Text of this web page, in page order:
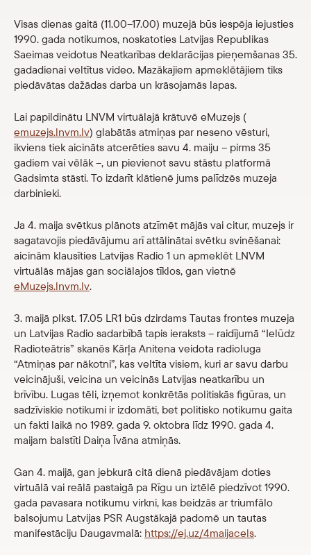
Visas dienas gaitā (11.00–17.00) muzejā būs iespēja iejusties
1990. gada notikumos, noskatoties Latvijas Republikas
Saeimas veidotus Neatkarības deklarācijas pieņemšanas 35.
gadadienai veltītus video. Mazākajiem apmeklētājiem tiks
piedāvātas dažādas darba un krāsojamās lapas.
Lai papildinātu LNVM virtuālajā krātuvē eMuzejs (
emuzejs.lnvm.lv) glabātās atmiņas par neseno vēsturi,
ikviens tiek aicināts atcerēties savu 4. maiju – pirms 35
gadiem vai vēlāk –, un pievienot savu stāstu platformā
Gadsimta stāsti. To izdarīt klātienē jums palīdzēs muzeja
darbinieki.
Ja 4. maija svētkus plānots atzīmēt mājās vai citur, muzejs ir
sagatavojis piedāvājumu arī attālinātai svētku svinēšanai:
aicinām klausīties Latvijas Radio 1 un apmeklēt LNVM
virtuālās mājas gan sociālajos tīklos, gan vietnē
eMuzejs.lnvm.lv.
3. maijā plkst. 17.05 LR1 būs dzirdams Tautas frontes muzeja
un Latvijas Radio sadarbībā tapis ieraksts – raidījumā “Ielūdz
Radioteātris” skanēs Kārļa Anitena veidota radioluga
“Atmiņas par nākotni”, kas veltīta visiem, kuri ar savu darbu
veicinājuši, veicina un veicinās Latvijas neatkarību un
brīvību. Lugas tēli, izņemot konkrētās politiskās figūras, un
sadzīviskie notikumi ir izdomāti, bet politisko notikumu gaita
un fakti laikā no 1989. gada 9. oktobra līdz 1990. gada 4.
maijam balstīti Daiņa Īvāna atmiņās.
Gan 4. maijā, gan jebkurā citā dienā piedāvājam doties
virtuālā vai reālā pastaigā pa Rīgu un iztēlē piedzīvot 1990.
gada pavasara notikumu virkni, kas beidzās ar triumfālo
balsojumu Latvijas PSR Augstākajā padomē un tautas
manifestāciju Daugavmalā: https://ej.uz/4maijacels.